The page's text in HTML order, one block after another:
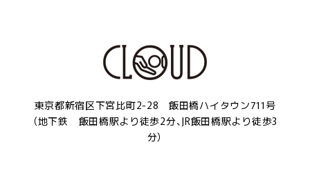
東京都新宿区下宮比町2-28 飯田橋ハイタウン711号
（地下鉄 飯田橋駅より徒歩2分、JR飯田橋駅より徒歩3
分）